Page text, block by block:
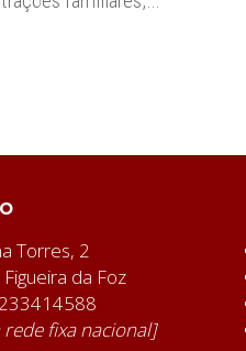
Torres, 2
da Foz
rede fixa nacional]